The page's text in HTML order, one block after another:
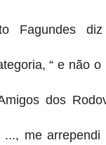
Fagundes
“ e não
dos
me